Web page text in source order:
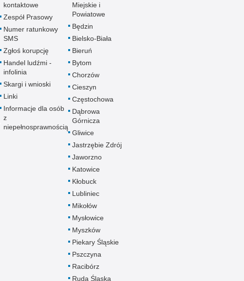
kontaktowe
Zespół Prasowy
Numer ratunkowy
SMS
Zgłoś korupcję
Handel ludźmi -
infolinia
Skargi i wnioski
Linki
Informacje dla osób
z
niepełnosprawnością
Miejskie i
Powiatowe
Będzin
Bielsko-Biała
Bieruń
Bytom
Chorzów
Cieszyn
Częstochowa
Dąbrowa
Górnicza
Gliwice
Jastrzębie Zdrój
Jaworzno
Katowice
Kłobuck
Lubliniec
Mikołów
Mysłowice
Myszków
Piekary Śląskie
Pszczyna
Racibórz
Ruda Śląska